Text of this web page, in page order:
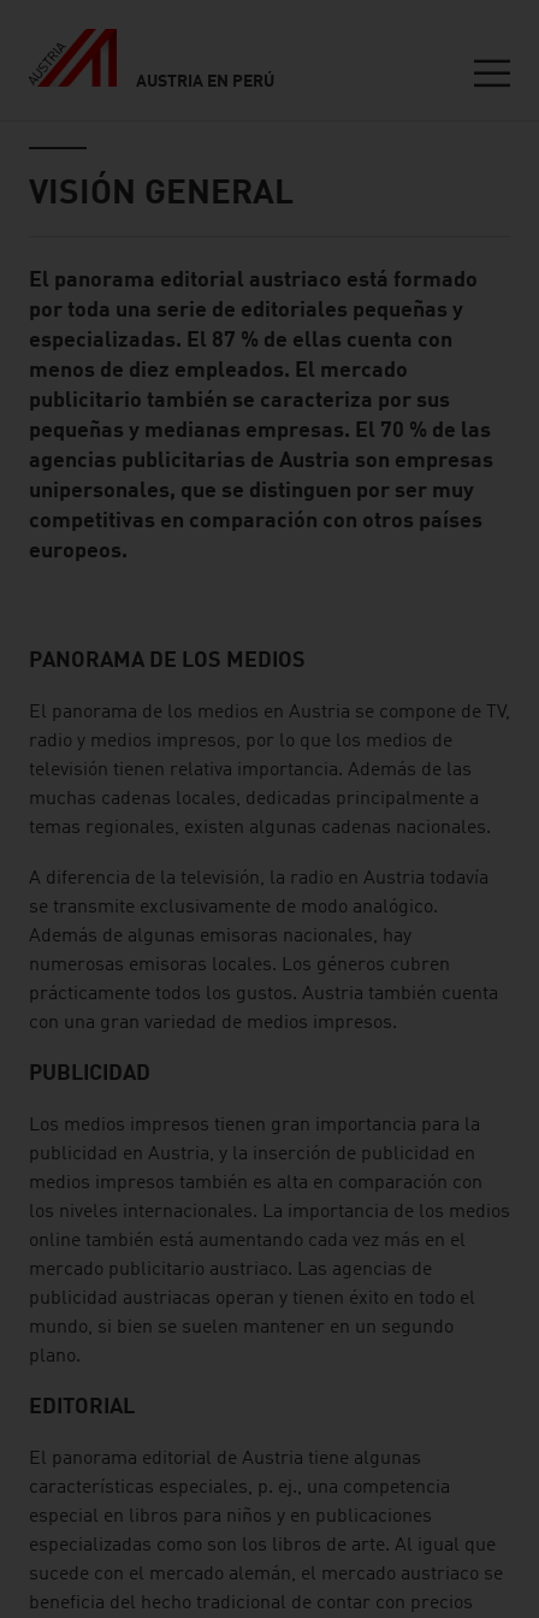
AUSTRIA EN PERÚ
VISIÓN GENERAL
Standard Content Module
El panorama editorial austriaco está formado
por toda una serie de editoriales pequeñas y
especializadas. El 87 % de ellas cuenta con
menos de diez empleados. El mercado
publicitario también se caracteriza por sus
pequeñas y medianas empresas. El 70 % de las
agencias publicitarias de Austria son empresas
unipersonales, que se distinguen por ser muy
competitivas en comparación con otros países
europeos.
listen
PANORAMA DE LOS MEDIOS
El panorama de los medios en Austria se compone de TV,
radio y medios impresos, por lo que los medios de
televisión tienen relativa importancia. Además de las
muchas cadenas locales, dedicadas principalmente a
temas regionales, existen algunas cadenas nacionales.
A diferencia de la televisión, la radio en Austria todavía
se transmite exclusivamente de modo analógico.
Además de algunas emisoras nacionales, hay
numerosas emisoras locales. Los géneros cubren
prácticamente todos los gustos. Austria también cuenta
con una gran variedad de medios impresos.
PUBLICIDAD
Los medios impresos tienen gran importancia para la
publicidad en Austria, y la inserción de publicidad en
medios impresos también es alta en comparación con
los niveles internacionales. La importancia de los medios
online también está aumentando cada vez más en el
mercado publicitario austriaco. Las agencias de
publicidad austriacas operan y tienen éxito en todo el
mundo, si bien se suelen mantener en un segundo
plano.
EDITORIAL
El panorama editorial de Austria tiene algunas
características especiales, p. ej., una competencia
especial en libros para niños y en publicaciones
especializadas como son los libros de arte. Al igual que
sucede con el mercado alemán, el mercado austriaco se
beneficia del hecho tradicional de contar con precios